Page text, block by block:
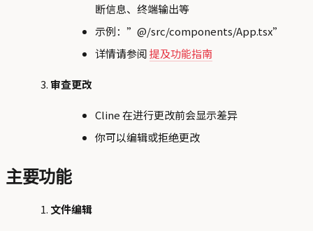
断信息、终端输出等
示例：”@/src/components/App.tsx”
详情请参阅提及功能指南
审查更改
Cline 在进行更改前会显示差异
你可以编辑或拒绝更改
主要功能
文件编辑